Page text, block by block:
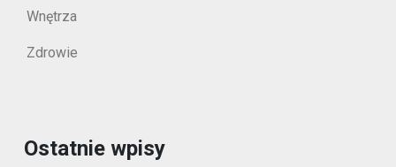
Wnętrza
Zdrowie
Ostatnie wpisy